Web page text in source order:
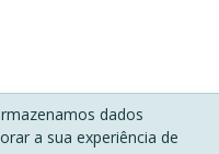
dados
a sua experiência de